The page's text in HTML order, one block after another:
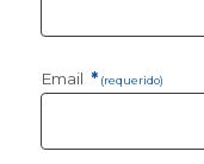
Email * (requerido)